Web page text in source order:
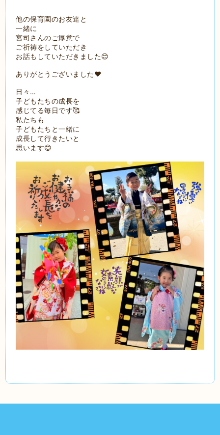
他の保育園のお友達と
一緒に
宮司さんのご厚意で
ご祈祷をしていただき
お話もしていただきました😊
ありがとうございました❤️
日々…
子どもたちの成長を
感じてる毎日です🥰
私たちも
子どもたちと一緒に
成長して行きたいと
思います😊